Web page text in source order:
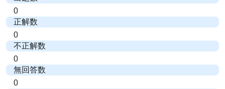
0
正解数
0
不正解数
0
無回答数
0